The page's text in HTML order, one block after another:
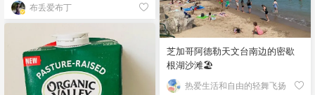
布丢爱布丁
芝加哥阿德勒天文台南边的密歇
根湖沙滩🏖️
热爱生活和自由的轻舞飞扬